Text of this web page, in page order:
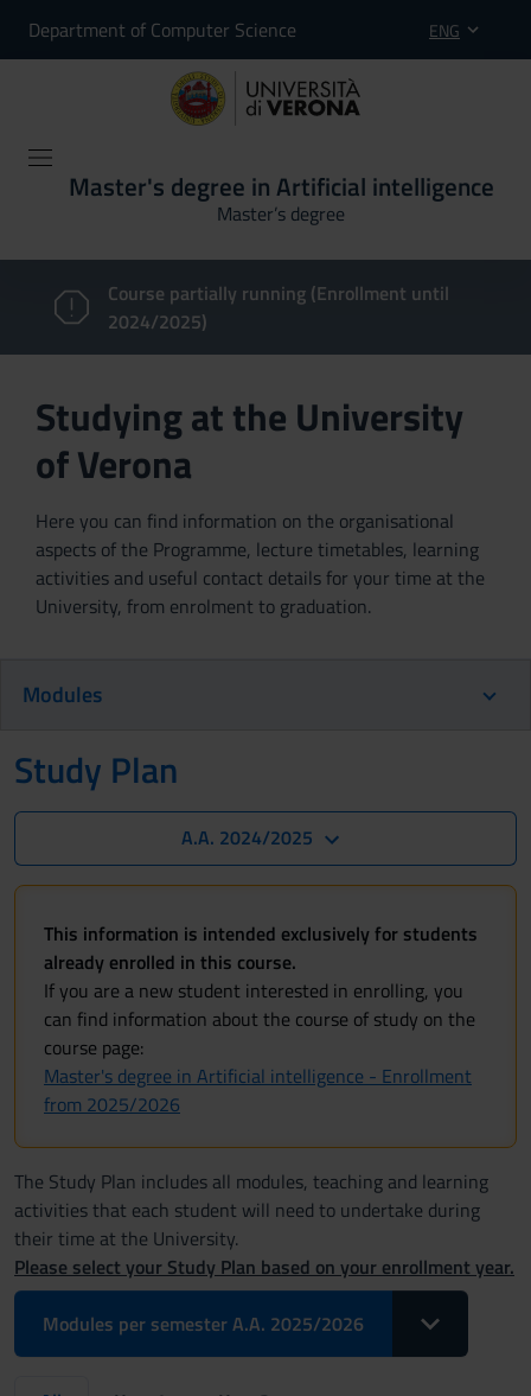
Department of Computer Science ENG
Master's degree in Artificial intelligence
Master’s degree
Course partially running (Enrollment until
2024/2025)
Studying at the University
of Verona
Here you can find information on the organisational
aspects of the Programme, lecture timetables, learning
activities and useful contact details for your time at the
University, from enrolment to graduation.
Modules
Study Plan
A.A. 2024/2025
This information is intended exclusively for students
already enrolled in this course.
If you are a new student interested in enrolling, you
can find information about the course of study on the
course page:
Master's degree in Artificial intelligence - Enrollment
from 2025/2026
The Study Plan includes all modules, teaching and learning
activities that each student will need to undertake during
their time at the University.
Please select your Study Plan based on your enrollment year.
Modules per semester A.A. 2025/2026
Toggle